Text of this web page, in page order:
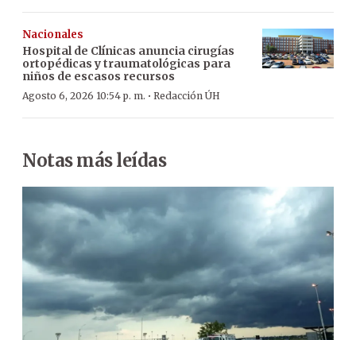
Nacionales
Hospital de Clínicas anuncia cirugías
ortopédicas y traumatológicas para
niños de escasos recursos
Agosto 6, 2026 10:54 p. m. · Redacción ÚH
Notas más leídas